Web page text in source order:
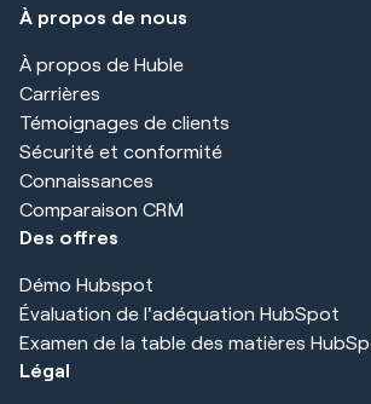
À propos de nous
À propos de Huble
Carrières
Témoignages de clients
Sécurité et conformité
Connaissances
Comparaison CRM
Des offres
Démo Hubspot
Évaluation de l'adéquation HubSpot
Examen de la table des matières
Légal